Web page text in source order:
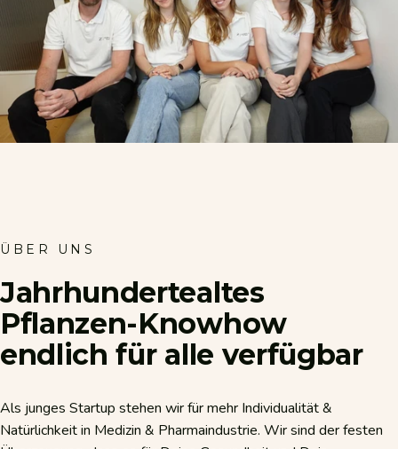
ÜBER UNS
Jahrhundertealtes
Pflanzen-Knowhow
endlich für alle verfügbar
Als junges Startup stehen wir für mehr Individualität &
Natürlichkeit in Medizin & Pharmaindustrie. Wir sind der festen